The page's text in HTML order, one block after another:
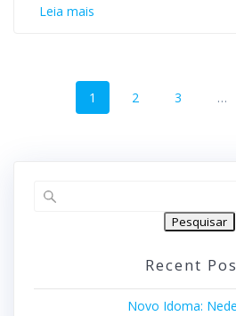
Leia mais
Navegação
Página
1 Página
2 Página
3 …
Pesquisar
Recent
Novo Idoma: